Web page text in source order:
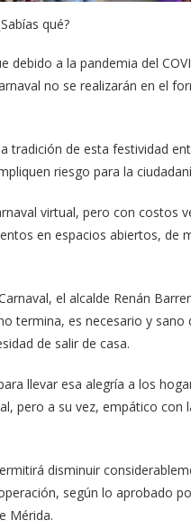
qué?
debido a la pandemia del
no se realizarán en el
tradición de esta festividad
riesgo para la
virtual, pero con costos
en espacios abiertos, de
el alcalde Renán
termina, es necesario y
de salir de casa.
llevar esa alegría a los
pero a su vez, empático con
disminuir
según lo aprobado
Mérida.